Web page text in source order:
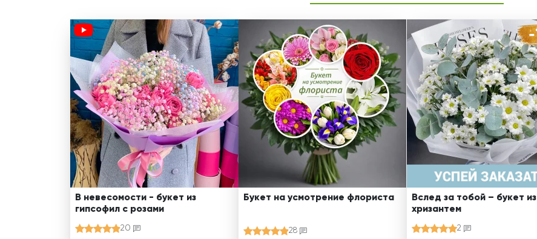
В невесомости - букет из
гипсофил с розами
20
Букет на усмотрение флориста
28
Вслед за тобой – букет из
хризантем
2